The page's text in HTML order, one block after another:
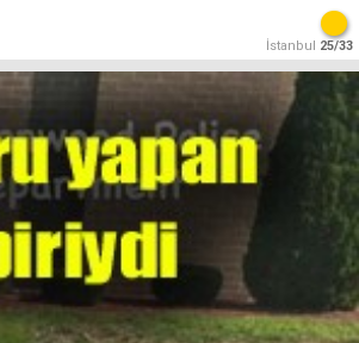
İstanbul 25/33